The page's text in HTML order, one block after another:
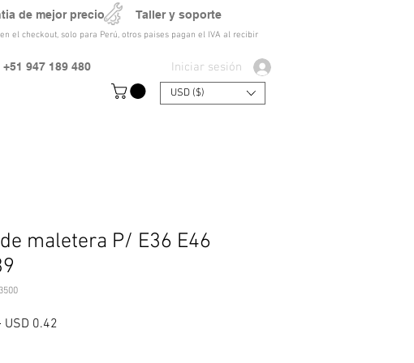
el checkout, solo para Perú, otros paises pagan el IVA al recibir
Iniciar sesión
947 189 480
USD ($)
de mejor precio Taller y soporte
maletera P/ E36 E46
Precio
USD 0.42